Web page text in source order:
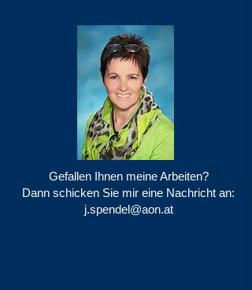
Gefallen Ihnen meine Arbeiten?
Dann schicken Sie mir eine Nachricht an:
j.spendel@aon.at